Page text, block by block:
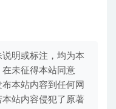
明或标注，均为本
未征得本站同意
本站内容到任何网
站内容侵犯了原著